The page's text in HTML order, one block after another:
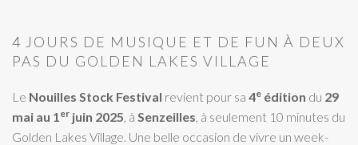
4 JOURS DE MUSIQUE ET DE FUN À DEUX
PAS DU GOLDEN LAKES VILLAGE
Le Nouilles Stock Festival revient pour sa 4e édition du 29
mai au 1er juin 2025, à Senzeilles, à seulement 10 minutes du
Golden Lakes Village. Une belle occasion de vivre un week-